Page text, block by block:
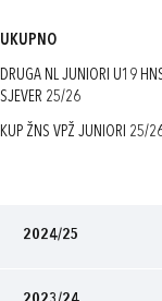
UKUPNO
DRUGA NL JUNIORI U19
SJEVER 25/26
KUP ŽNS VPŽ JUNIORI 25/
2024/25